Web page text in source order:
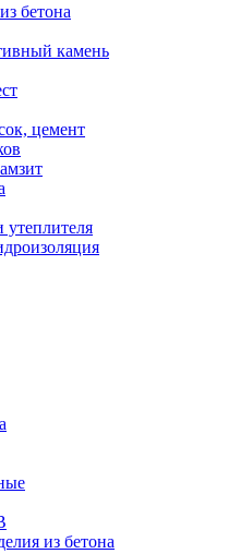
бетона
камень
цемент
утеплителя
из бетона